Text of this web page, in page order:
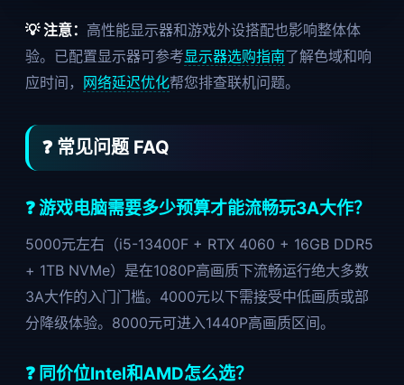
💡 注意： 高性能显示器和游戏外设搭配也影响整体体
验。已配置显示器可参考显示器选购指南了解色域和响
应时间， 网络延迟优化帮您排查联机问题。
❓ 常见问题 FAQ
❓ 游戏电脑需要多少预算才能流畅玩3A大作？
5000元左右（i5-13400F + RTX 4060 + 16GB DDR5
+ 1TB NVMe）是在1080P高画质下流畅运行绝大多数
3A大作的入门门槛。4000元以下需接受中低画质或部
分降级体验。8000元可进入1440P高画质区间。
❓ 同价位Intel和AMD怎么选？